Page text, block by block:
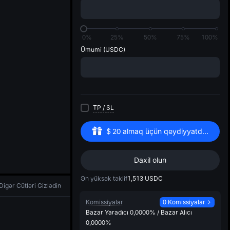
0% 25% 50% 75%
100%
Ümumi (USDC)
TP / SL
$ 20almaq üçün qeydiyyatdan
Daxil olun
Ən yüksək təklif1,513 USDC
Komissiyalar
0 Komissiyalar
Bazar Yaradıcı 0,0000% / Bazar Alıcı
0,0000%
Digər Cütləri Gizlədin